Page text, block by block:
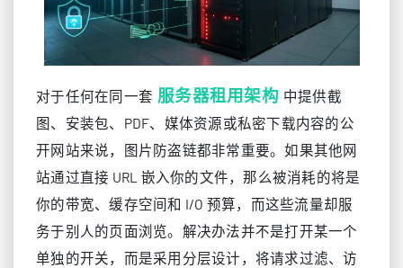
对于任何在同一套 服务器租用架构 中提供截
图、安装包、PDF、媒体资源或私密下载内容的公
开网站来说，图片防盗链都非常重要。如果其他网
站通过直接 URL 嵌入你的文件，那么被消耗的将是
你的带宽、缓存空间和 I/O 预算，而这些流量却服
务于别人的页面浏览。解决办法并不是打开某一个
单独的开关，而是采用分层设计，将请求过滤、访